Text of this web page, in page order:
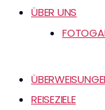
ÜBER UNS
REISEZIELE